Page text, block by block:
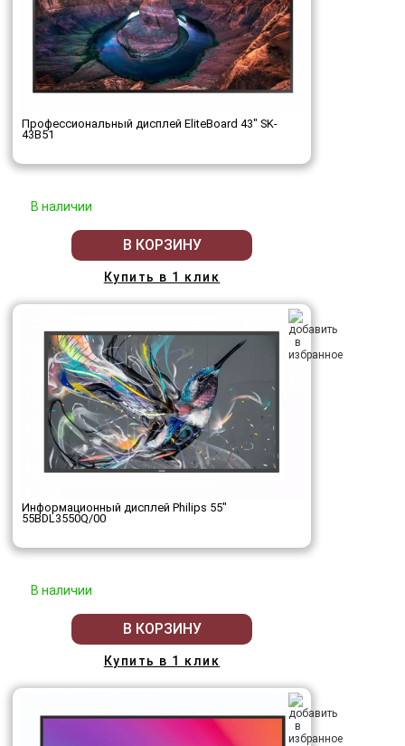
Профессиональный дисплей EliteBoard 43" SK-
43B51
В наличии
В КОРЗИНУ
Купить в 1 клик
Информационный дисплей Philips 55"
55BDL3550Q/00
В наличии
В КОРЗИНУ
Купить в 1 клик